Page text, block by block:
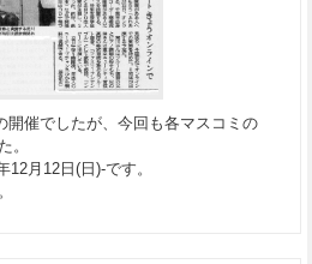
開催でしたが、今回も各マスコミの
。
12月12日(日)-です。